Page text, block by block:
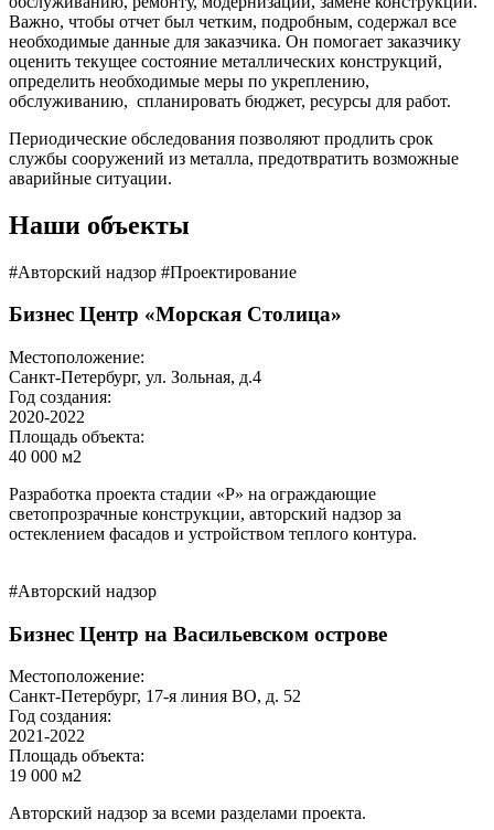
Важно, чтобы отчет был четким, подробным, содержал все
необходимые данные для заказчика. Он помогает заказчику
оценить текущее состояние металлических конструкций,
определить необходимые меры по укреплению,
обслуживанию, спланировать бюджет, ресурсы для работ.
Периодические обследования позволяют продлить срок
службы сооружений из металла, предотвратить возможные
аварийные ситуации.
Наши объекты
#Авторский надзор #Проектирование
Бизнес Центр «Морская Столица»
Местоположение:
Санкт-Петербург, ул. Зольная, д.4
Год создания:
2020-2022
Площадь объекта:
40 000 м2
Разработка проекта стадии «Р» на ограждающие
светопрозрачные конструкции, авторский надзор за
остеклением фасадов и устройством теплого контура.
#Авторский надзор
Бизнес Центр на Васильевском острове
Местоположение:
Санкт-Петербург, 17-я линия ВО, д. 52
Год создания:
2021-2022
Площадь объекта:
19 000 м2
Авторский надзор за всеми разделами проекта.